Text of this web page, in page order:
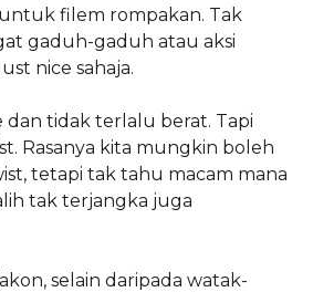
filem rompakan. Tak
gaduh-gaduh atau aksi
nice sahaja.
dan tidak terlalu berat. Tapi
Rasanya kita mungkin boleh
tetapi tak tahu macam mana
tak terjangka juga
selain daripada watak-